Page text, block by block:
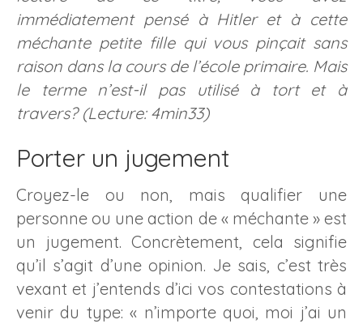
immédiatement pensé à Hitler et à cette
méchante petite fille qui vous pinçait sans
raison dans la cours de l’école primaire. Mais
le terme n’est-il pas utilisé à tort et à
travers? (Lecture: 4min33)
Porter un jugement
Croyez-le ou non, mais qualifier une
personne ou une action de « méchante » est
un jugement. Concrètement, cela signifie
qu’il s’agit d’une opinion. Je sais, c’est très
vexant et j’entends d’ici vos contestations à
venir du type: « n’importe quoi, moi j’ai un